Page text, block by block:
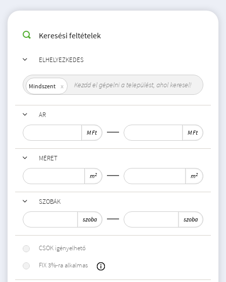
Keresési feltételek
ELHELYEZKEDÉS
Mindszent
ÁR
M Ft M Ft
MÉRET
m2 m2
SZOBÁK
szoba szoba
CSOK igényelhető
FIX 3%-ra alkalmas